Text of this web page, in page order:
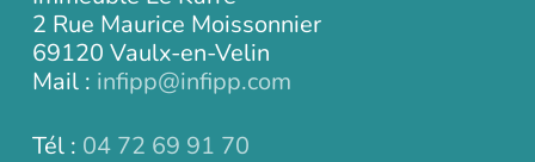
2 Rue Maurice Moissonnier
69120 Vaulx-en-Velin
Mail : infipp@infipp.com
Tél : 04 72 69 91 70